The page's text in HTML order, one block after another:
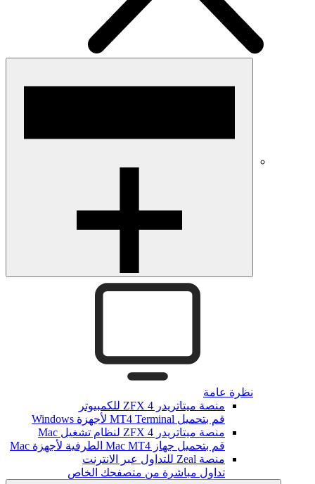
نظرة عامة
منصة ميتاتريدر ZFX 4 للكمبيوتر
قم بتحميل MT4 Terminal لأجهزة Windows
منصة ميتاتريدر ZFX 4 لنظام تشغيل Mac
قم بتحميل جهاز Mac MT4 الطرفية لأجهزة Mac
منصة Zeal للتداول عبر الانترنت
تداول مباشرة من متصفحك الخاص